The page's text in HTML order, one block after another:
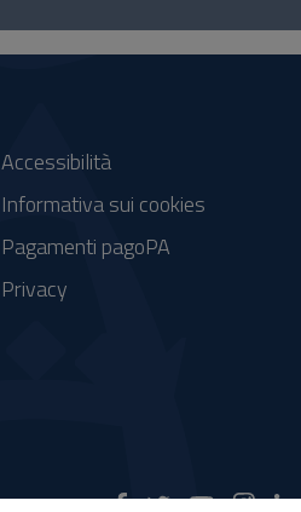
Accessibilità
Informativa sui cookies
Pagamenti pagoPA
Privacy